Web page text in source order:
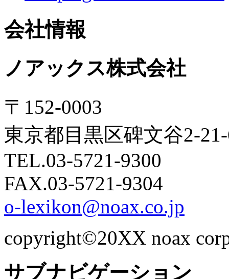
会社情報
ノアックス株式会社
〒152-0003
東京都目黒区碑文谷2-
TEL.03-5721-9300
FAX.03-5721-9304
o-lexikon@noax.co.jp
copyright©20XX noax
サブナビゲーション